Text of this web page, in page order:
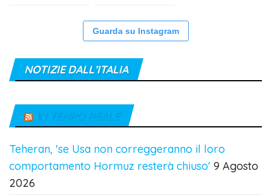
Guarda su Instagram
NOTIZIE DALL’ITALIA
IN TEMPO REALE
Teheran, 'se Usa non correggeranno il loro
comportamento Hormuz resterà chiuso' 9 Agosto
2026